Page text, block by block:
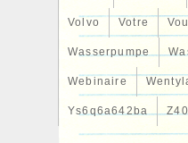
Volvo Votre
Wasserpumpe
Webinaire
Ys6q6a642ba